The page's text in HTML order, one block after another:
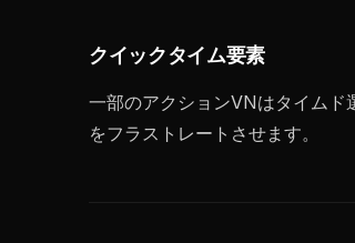
クイックタイム要素
一部のアクションVNはタイム
をフラストレートさせます。